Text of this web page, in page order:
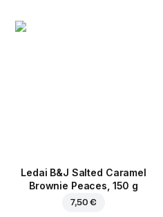
Ledai B&J Salted Caramel
Brownie Peaces, 150 g
7,50 €